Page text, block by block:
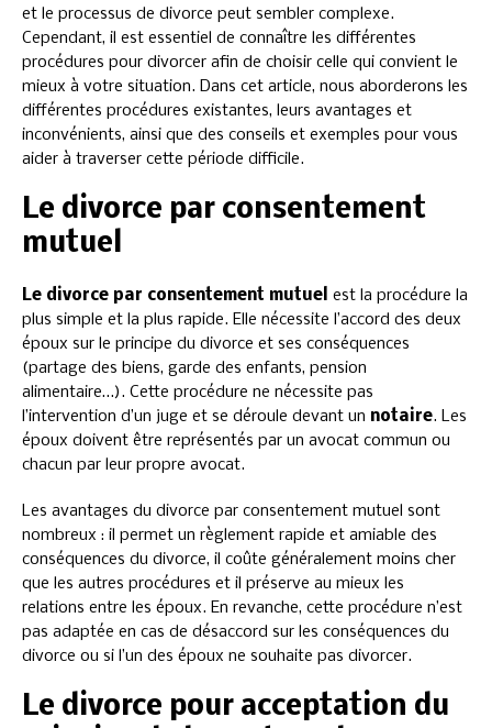
et le processus de divorce peut sembler complexe.
Cependant, il est essentiel de connaître les différentes
procédures pour divorcer afin de choisir celle qui convient le
mieux à votre situation. Dans cet article, nous aborderons les
différentes procédures existantes, leurs avantages et
inconvénients, ainsi que des conseils et exemples pour vous
aider à traverser cette période difficile.
Le divorce par consentement
mutuel
Le divorce par consentement mutuel est la procédure la
plus simple et la plus rapide. Elle nécessite l’accord des deux
époux sur le principe du divorce et ses conséquences
(partage des biens, garde des enfants, pension
alimentaire…). Cette procédure ne nécessite pas
l’intervention d’un juge et se déroule devant un notaire. Les
époux doivent être représentés par un avocat commun ou
chacun par leur propre avocat.
Les avantages du divorce par consentement mutuel sont
nombreux : il permet un règlement rapide et amiable des
conséquences du divorce, il coûte généralement moins cher
que les autres procédures et il préserve au mieux les
relations entre les époux. En revanche, cette procédure n’est
pas adaptée en cas de désaccord sur les conséquences du
divorce ou si l’un des époux ne souhaite pas divorcer.
Le divorce pour acceptation du